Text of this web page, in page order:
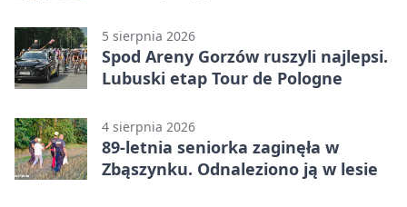
5 sierpnia 2026
Spod Areny Gorzów ruszyli najlepsi.
Lubuski etap Tour de Pologne
4 sierpnia 2026
89-letnia seniorka zaginęła w
Zbąszynku. Odnaleziono ją w lesie